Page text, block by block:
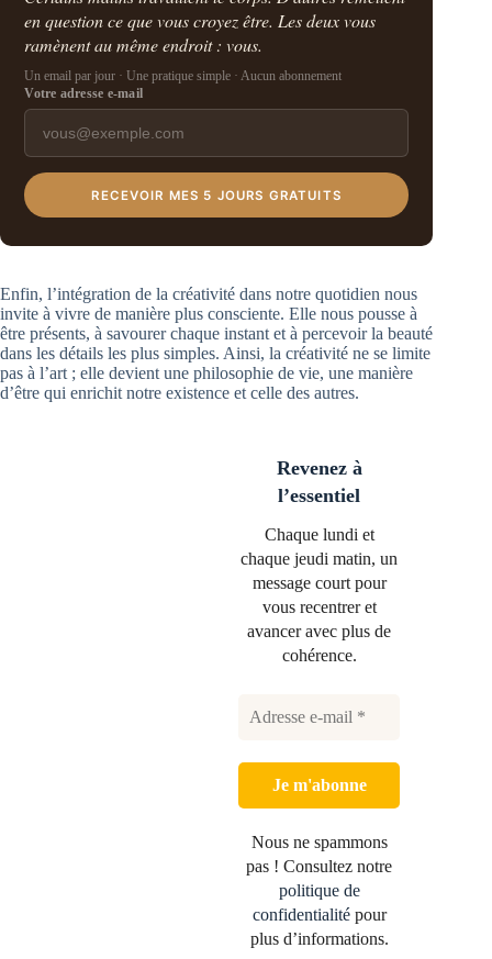
en question ce que vous croyez être. Les deux vous
ramènent au même endroit : vous.
Un email par jour · Une pratique simple · Aucun abonnement
Votre adresse e-mail
RECEVOIR MES 5 JOURS GRATUITS
Enfin, l’intégration de la créativité dans notre quotidien nous
invite à vivre de manière plus consciente. Elle nous pousse à
être présents, à savourer chaque instant et à percevoir la beauté
dans les détails les plus simples. Ainsi, la créativité ne se limite
pas à l’art ; elle devient une philosophie de vie, une manière
d’être qui enrichit notre existence et celle des autres.
Revenez à
l’essentiel
Chaque lundi et
chaque jeudi matin, un
message court pour
vous recentrer et
avancer avec plus de
cohérence.
Nous ne spammons
pas ! Consultez notre
politique de
confidentialitépour
plus d’informations.